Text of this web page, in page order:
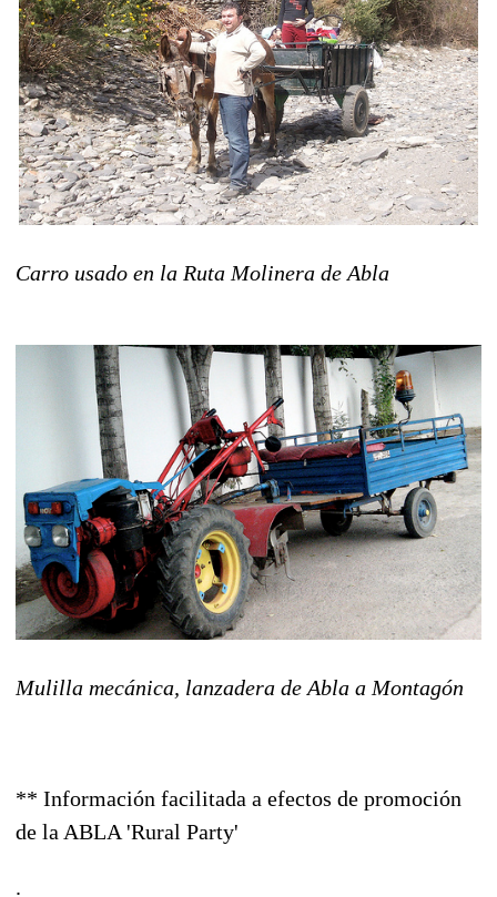
Carro usado en la Ruta Molinera de Abla
Mulilla mecánica, lanzadera de Abla a Montagón
** Información facilitada a efectos de promoción
de la ABLA 'Rural Party'
.